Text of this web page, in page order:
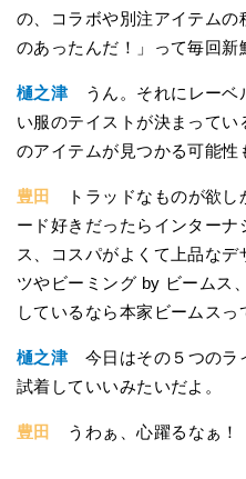
の、コラボや別注アイテム
のあったんだ！」って毎回新
樋之津うん。それにレーベ
い服のテイストが決まって
のアイテムが見つかる可能性
豊田
トラッドなものが欲し
ード好きだったらインター
ス、コスパがよくて上品な
ツやビーミング by ビームス
しているなら本家ビームスっ
樋之津今日はその５つのラ
試着していいみたいだよ。
豊田 うわぁ、心躍るなぁ！